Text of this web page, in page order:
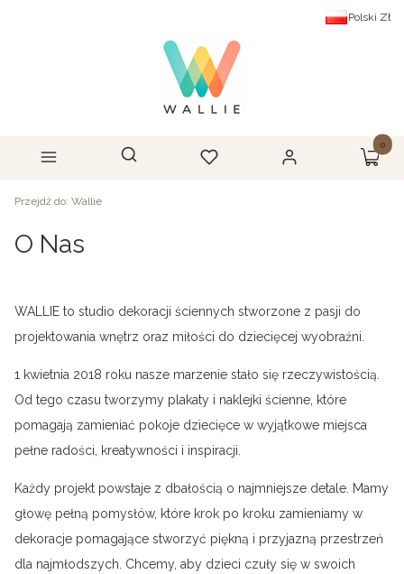
Polski Zł
Menu Otwórz wyszukiwarkę
Szukaj Ulubione Zaloguj się Koszyk
Przejdź do: Wallie
O Nas
WALLIE to studio dekoracji ściennych stworzone z pasji do
projektowania wnętrz oraz miłości do dziecięcej wyobraźni.
1 kwietnia 2018 roku nasze marzenie stało się rzeczywistością.
Od tego czasu tworzymy plakaty i naklejki ścienne, które
pomagają zamieniać pokoje dziecięce w wyjątkowe miejsca
pełne radości, kreatywności i inspiracji.
Każdy projekt powstaje z dbałością o najmniejsze detale. Mamy
głowę pełną pomysłów, które krok po kroku zamieniamy w
dekoracje pomagające stworzyć piękną i przyjazną przestrzeń
dla najmłodszych. Chcemy, aby dzieci czuły się w swoich